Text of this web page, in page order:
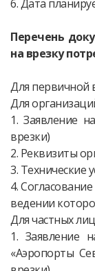
6. Дата
Перечень
на врезку
Для первичной
Для
1. Заявление
врезки)
2. Реквизиты
3. Технические
4.
ведении
Для частных
1. Заявление
«Аэропорты